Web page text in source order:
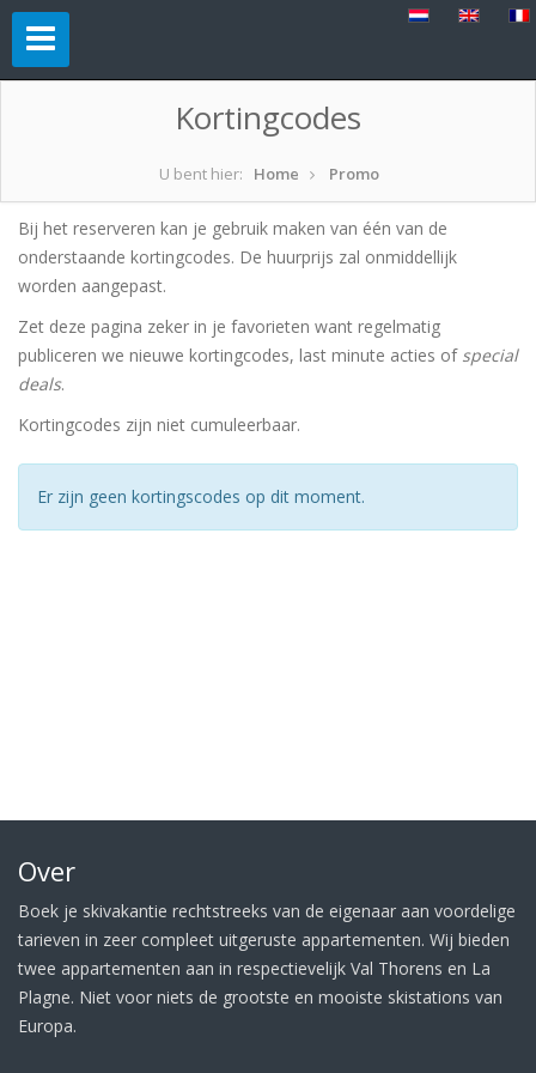
Kortingcodes
U bent hier: Home Promo
Bij het reserveren kan je gebruik maken van één van de
onderstaande kortingcodes. De huurprijs zal onmiddellijk
worden aangepast.
Zet deze pagina zeker in je favorieten want regelmatig
publiceren we nieuwe kortingcodes, last minute acties of special
deals.
Kortingcodes zijn niet cumuleerbaar.
Er zijn geen kortingscodes op dit moment.
Over
Boek je skivakantie rechtstreeks van de eigenaar aan voordelige
tarieven in zeer compleet uitgeruste appartementen. Wij bieden
twee appartementen aan in respectievelijk Val Thorens en La
Plagne. Niet voor niets de grootste en mooiste skistations van
Europa.